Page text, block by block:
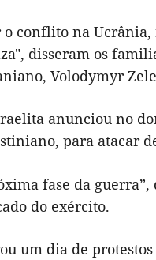
conflito na
disseram os
Volodymyr
anunciou no
para atacar
fase da
do exército.
um dia de